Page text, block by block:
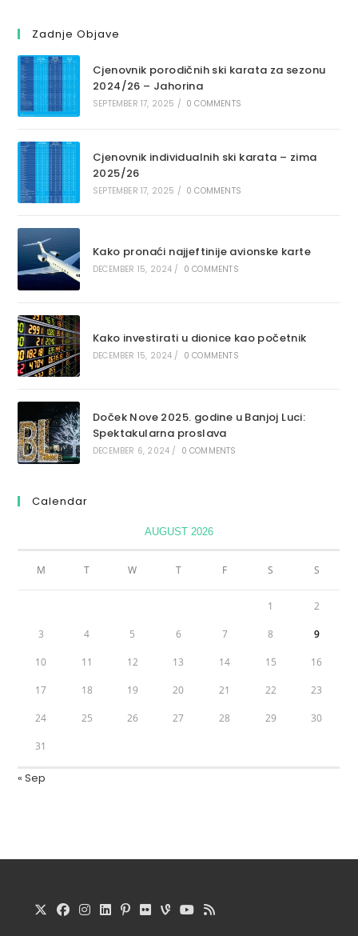
Zadnje Objave
Cjenovnik porodičnih ski karata za sezonu
2024/26 – Jahorina
SEPTEMBER 17, 2025 / 0 COMMENTS
Cjenovnik individualnih ski karata – zima
2025/26
SEPTEMBER 17, 2025 / 0 COMMENTS
Kako pronaći najjeftinije avionske karte
DECEMBER 15, 2024 / 0 COMMENTS
Kako investirati u dionice kao početnik
DECEMBER 15, 2024 / 0 COMMENTS
Doček Nove 2025. godine u Banjoj Luci:
Spektakularna proslava
DECEMBER 6, 2024 / 0 COMMENTS
Calendar
AUGUST 2026
M T W T F S S
1 2
3 4 5 6 7 8 9
10 11 12 13 14 15 16
17 18 19 20 21 22 23
24 25 26 27 28 29 30
31
« Sep